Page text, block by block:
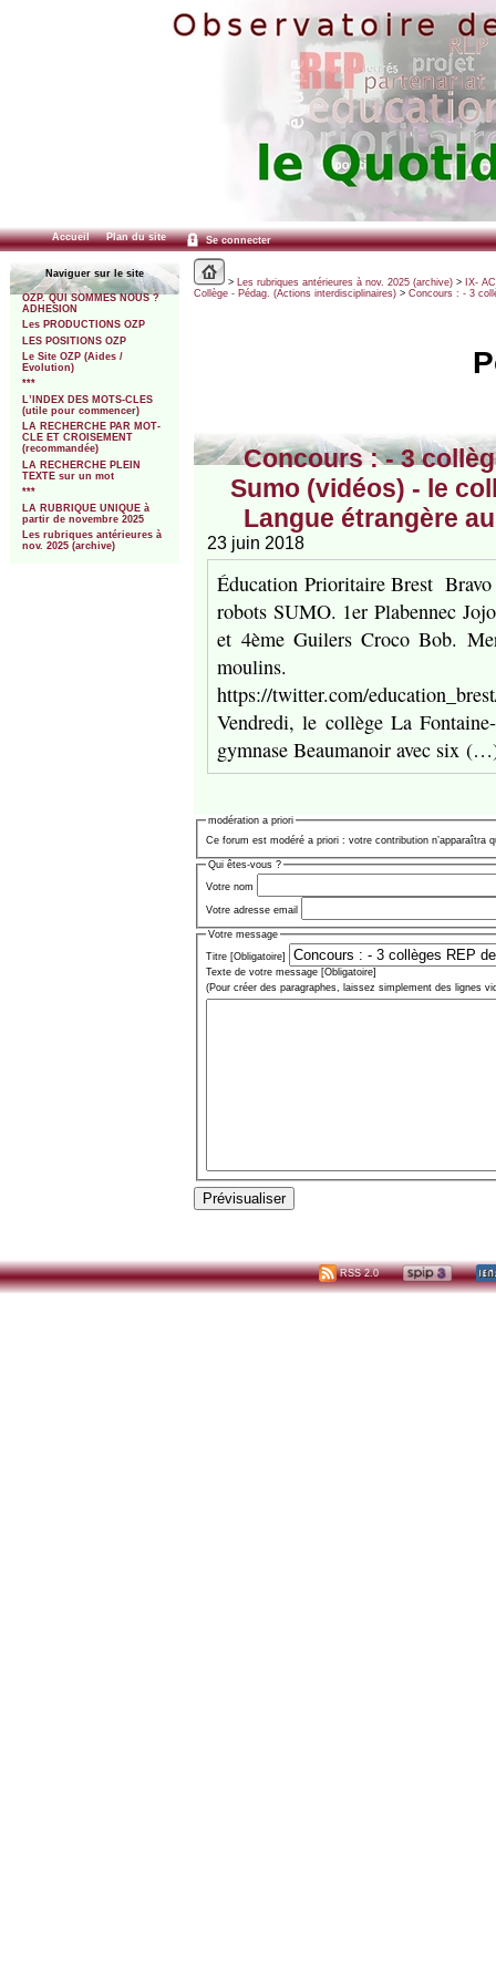
Accueil Plan du site Se connecter
Naviguer sur le site
OZP. QUI SOMMES NOUS ?
ADHESION
Les PRODUCTIONS OZP
LES POSITIONS OZP
Le Site OZP (Aides /
Evolution)
***
L’INDEX DES MOTS-CLES
(utile pour commencer)
LA RECHERCHE PAR MOT-
CLE ET CROISEMENT
(recommandée)
LA RECHERCHE PLEIN
TEXTE sur un mot
***
LA RUBRIQUE UNIQUE à
partir de novembre 2025
Les rubriques antérieures à
nov. 2025 (archive)
> Les rubriques antérieures à nov. 2025 (archive)> IX-
Collège - Pédag. (Actions interdisciplinaires)> Concours : - 3
Concours : - 3
Sumo (vidéos) - le
Langue étrangère
23 juin 2018
Éducation Prioritaire Brest ‏ Bravo à tous les élèves et aux organisateurs pour ce premier tournoi de
robots SUMO. 1er Plabennec
et 4ème Guilers Croco Bob.
moulins.
https://twitter.com/
Vendredi, le collège La
gymnase Beaumanoir avec six
modération a priori
Ce forum est modéré a priori : votre contribution n’apparaîtra
Qui êtes-vous ?
Votre nom
Votre adresse email
Votre message
Titre [Obligatoire]
Texte de votre message [Obligatoire]
(Pour créer des paragraphes, laissez simplement des lignes
RSS 2.0